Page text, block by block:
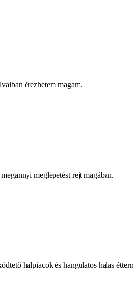
érezhetem magam.
meglepetést rejt magában.
halpiacok és hangulatos halas